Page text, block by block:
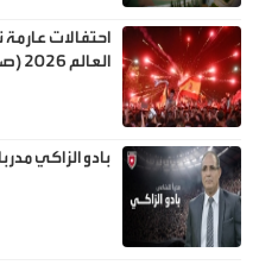
احتفالات عارمة
العالم 2026 (صور)
بادو الزاكي